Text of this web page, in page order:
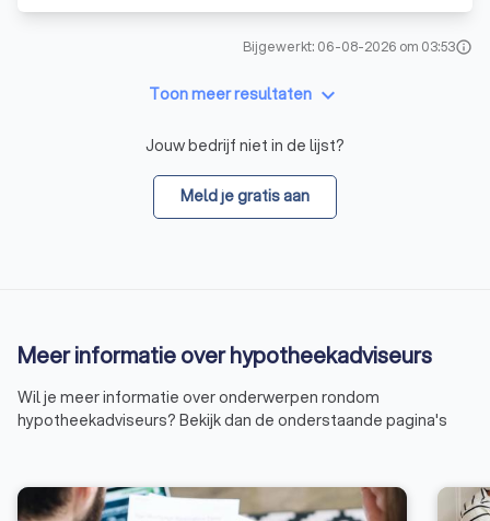
Bijgewerkt: 06-08-2026 om 03:53info
Toon meer resultaten keyboard_arrow_down
Jouw bedrijf niet in de lijst?
Meld je gratis aan
Meer informatie over hypotheekadviseurs
Wil je meer informatie over onderwerpen rondom
hypotheekadviseurs? Bekijk dan de onderstaande pagina's